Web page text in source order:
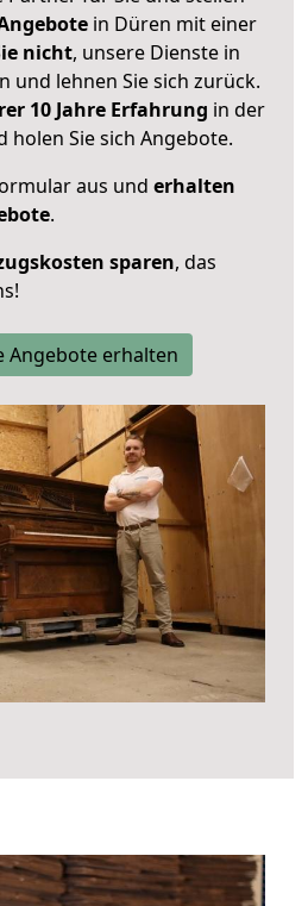
in Düren mit einer
nicht, unsere Dienste in
und lehnen Sie sich zurück.
10 Jahre Erfahrung in der
holen Sie sich Angebote.
aus und erhalten
.
sparen, das
Angebote erhalten